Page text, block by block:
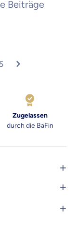
Beiträge
5
Zugelassen
durch die BaFin